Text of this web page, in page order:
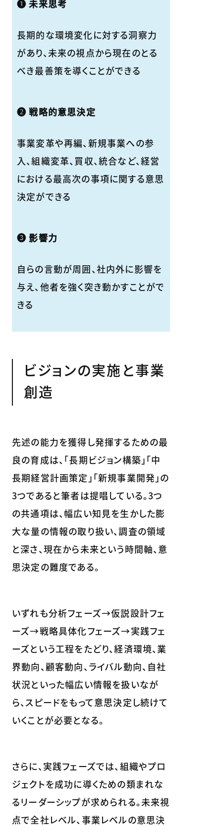
❶ 未来思考
長期的な環境変化に対する洞察力
があり、未来の視点から現在のとる
べき最善策を導くことができる
❷ 戦略的意思決定
事業変革や再編、新規事業への参
入、組織変革、買収、統合など、経営
における最高次の事項に関する意思
決定ができる
❸ 影響力
自らの言動が周囲、社内外に影響を
与え、他者を強く突き動かすことがで
きる
ビジョンの実施と事業
創造
先述の能力を獲得し発揮するための最
良の育成は、「長期ビジョン構築」「中
長期経営計画策定」「新規事業開発」の
3つであると筆者は提唱している。3つ
の共通項は、幅広い知見を生かした膨
大な量の情報の取り扱い、調査の領域
と深さ、現在から未来という時間軸、意
思決定の難度である。
いずれも分析フェーズ→仮説設計フェ
ーズ→戦略具体化フェーズ→実践フェ
ーズという工程をたどり、経済環境、業
界動向、顧客動向、ライバル動向、自社
状況といった幅広い情報を扱いなが
ら、スピードをもって意思決定し続けて
いくことが必要となる。
さらに、実践フェーズでは、組織やプロ
ジェクトを成功に導くための類まれな
るリーダーシップが求められる。未来視
点で全社レベル、事業レベルの意思決